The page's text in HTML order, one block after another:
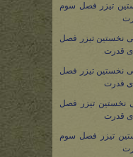
تیزر فصل سوم
نخستین تیزر فصل
قدرت
نخستین تیزر فصل
قدرت
نخستین تیزر فصل
قدرت
تیزر فصل سوم